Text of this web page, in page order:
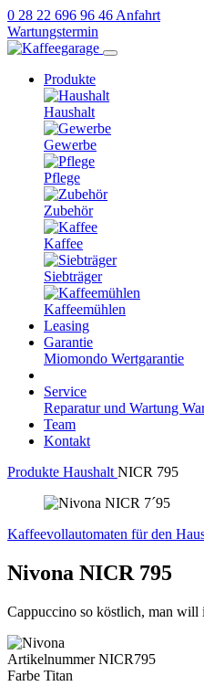
0 28 22 696 96 46 Anfahrt
Wartungstermin
Produkte
Haushalt
Gewerbe
Pflege
Zubehör
Kaffee
Siebträger
Kaffeemühlen
Leasing
Garantie
Miomondo Wertgarantie
Service
Reparatur und Wartung
Team
Kontakt
Produkte Haushalt NICR 795
Kaffeevollautomaten für den
Nivona NICR 795
Cappuccino so köstlich, man will
Artikelnummer NICR795
Farbe Titan